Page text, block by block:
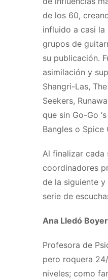
de los 60,
influido a casi
grupos de
su publicación.
asimilación y
Shangri-Las,
Seekers,
que sin Go-Go
Bangles o Spice
Al finalizar cada
coordinadores
de la siguiente y
serie de
Ana Lledó Boyer
Profesora de
pero roquera
niveles; como